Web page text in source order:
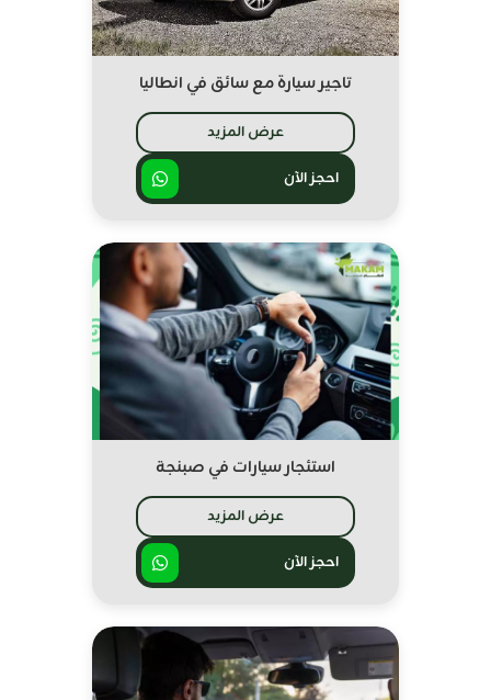
تاجير سيارة مع سائق في انطاليا
عرض المزيد
احجز الآن
استئجار سيارات في صبنجة
عرض المزيد
احجز الآن